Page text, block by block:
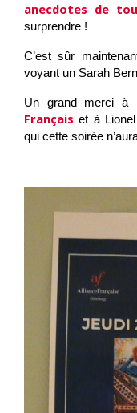
anecdotes de
surprendre !
C’est sûr
voyant un Sarah
Un grand merci à
Français et à
qui cette soirée